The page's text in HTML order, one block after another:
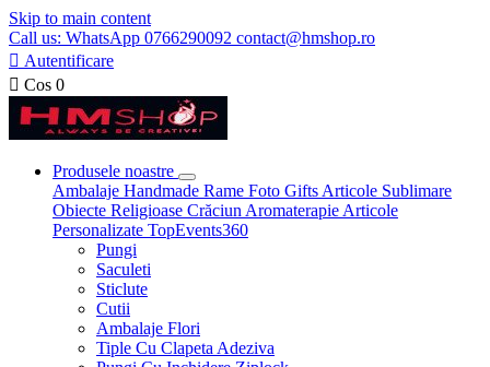
Skip to main content
Call us: WhatsApp 0766290092 contact@hmshop.ro
 Autentificare
 Cos 0
Produsele noastre
Ambalaje Handmade Rame Foto Gifts Articole Sublimare
Obiecte Religioase Crăciun Aromaterapie Articole
Personalizate TopEvents360
Pungi
Saculeti
Sticlute
Cutii
Ambalaje Flori
Tiple Cu Clapeta Adeziva